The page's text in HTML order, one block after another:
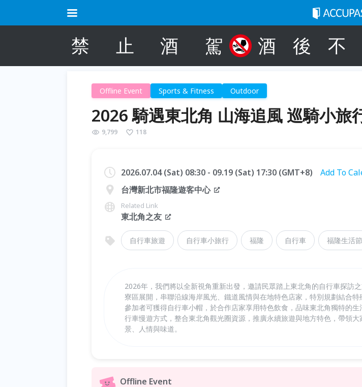
禁 止 酒 駕 酒 後 不
Offline Event Sports & Fitness Outdoor
2026 騎遇東北角 山海追風 巡騎小旅
9,799 118
2026.07.04 (Sat) 08:30 - 09.19 (Sat) 17:30 (GMT+8)
Add To
台灣新北市福隆遊客中心
Related Link
東北角之友
自行車旅遊 自行車小旅行 福隆 自行車 福隆生活節
2026年，我們將以全新視角重新出發，邀請民眾踏上東北角的自行車探訪
寮區展開，串聯沿線海岸風光、鐵道風情與在地特色店家，特別規劃結合特
參加者可獲得自行車小帽，於合作店家享用特色飲食，品味東北角獨特的生
行車慢遊方式，整合東北角觀光圈資源，推廣永續旅遊與地方特色，帶領
景、人情與味道。
Offline Event